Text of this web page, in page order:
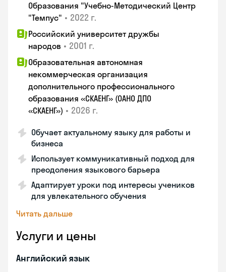
Образования "Учебно-Методический Центр
"Темпус" • 2022 г.
Российский университет дружбы
народов • 2001 г.
Образовательная автономная
некоммерческая организация
дополнительного профессионального
образования «СКАЕНГ» (ОАНО ДПО
«СКАЕНГ») • 2026 г.
Обучает актуальному языку для работы и
бизнеса
Использует коммуникативный подход для
преодоления языкового барьера
Адаптирует уроки под интересы учеников
для увлекательного обучения
Читать дальше
Услуги и цены
Английский язык